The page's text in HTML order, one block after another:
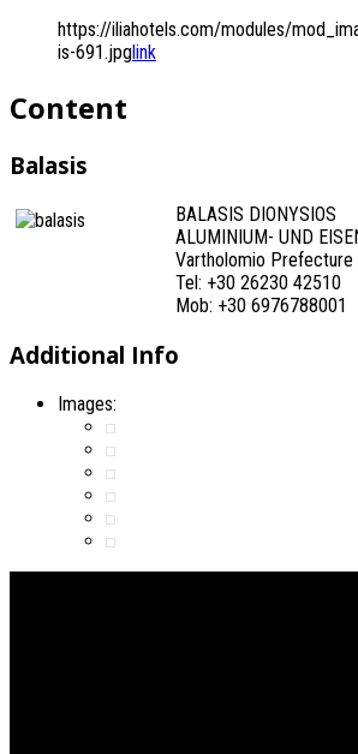
https://iliahotels.com/modules/
is-691.jpglink
Content
Balasis
BALASIS DIONYSIOS
ALUMINIUM- UND
Vartholomio Prefecture
Tel: +30 26230 42510
Mob: +30 6976788001
Additional Info
Images: